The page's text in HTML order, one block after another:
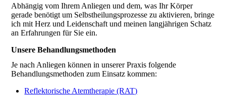
Abhängig vom Ihrem Anliegen und dem, was Ihr Körper
gerade benötigt um Selbstheilungsprozesse zu aktivieren, bringe
ich mit Herz und Leidenschaft und meinen langjährigen Schatz
an Erfahrungen für Sie ein.
Unsere Behandlungsmethoden
Je nach Anliegen können in unserer Praxis folgende
Behandlungsmethoden zum Einsatz kommen:
Reflektorische Atemtherapie (RAT)